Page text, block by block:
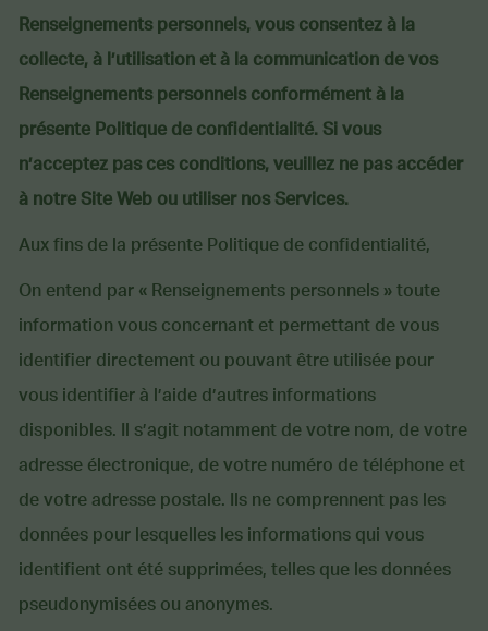
Renseignements personnels, vous consentez à la
collecte, à l’utilisation et à la communication de vos
Renseignements personnels conformément à la
présente Politique de confidentialité. Si vous
n’acceptez pas ces conditions, veuillez ne pas accéder
à notre Site Web ou utiliser nos Services.
Aux fins de la présente Politique de confidentialité,
On entend par « Renseignements personnels » toute
information vous concernant et permettant de vous
identifier directement ou pouvant être utilisée pour
vous identifier à l’aide d’autres informations
disponibles. Il s’agit notamment de votre nom, de votre
adresse électronique, de votre numéro de téléphone et
de votre adresse postale. Ils ne comprennent pas les
données pour lesquelles les informations qui vous
identifient ont été supprimées, telles que les données
pseudonymisées ou anonymes.